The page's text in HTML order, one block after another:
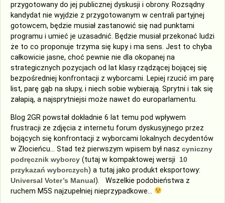
przygotowany do jej publicznej dyskusji i obrony. Rozsądny
kandydat nie wyjdzie z przygotowanym w centrali partyjnej
gotowcem, będzie musiał zastanowić się nad punktami
programu i umieć je uzasadnić. Będzie musiał przekonać ludzi
że to co proponuje trzyma się kupy i ma sens. Jest to chyba
całkowicie jasne, choć pewnie nie dla okopanej na
strategicznych pozycjach od lat klasy rządzącej bojącej się
bezpośredniej konfrontacji z wyborcami. Lepiej rzucić im parę
list, parę gąb na słupy, i niech sobie wybierają. Sprytni i tak się
załapią, a najsprytniejsi może nawet do europarlamentu.
Blog 2GR powstał dokładnie 6 lat temu pod wpływem
frustracji ze zdjęcia z internetu forum dyskusyjnego przez
bojących się konfrontacji z wyborcami lokalnych decydentów
w Złocieńcu… Stad też pierwszym wpisem był nasz cyniczny
podręcznik wyborcy (tutaj w kompaktowej wersji 10
przykazań wyborczych) a tutaj jako produkt eksportowy:
Universal Voter’s Manual). Wszelkie podobieństwa z
ruchem M5S najzupełniej nieprzypadkowe…